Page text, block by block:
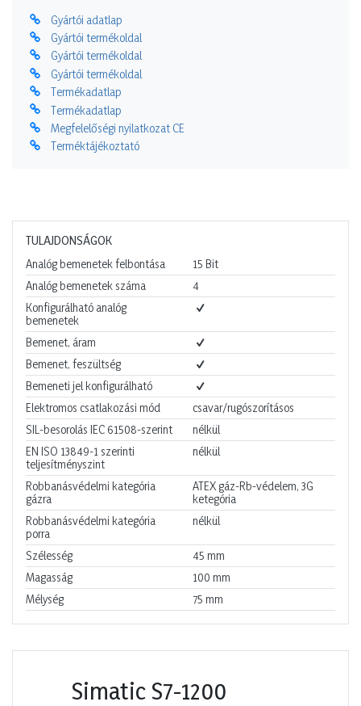
Gyártói adatlap
Gyártói termékoldal
Gyártói termékoldal
Gyártói termékoldal
Termékadatlap
Termékadatlap
Megfelelőségi nyilatkozat CE
Terméktájékoztató
TULAJDONSÁGOK
Analóg bemenetek felbontása
15 Bit
Analóg bemenetek száma
4
Konfigurálható analóg
bemenetek
Bemenet, áram
Bemenet, feszültség
Bemeneti jel konfigurálható
Elektromos csatlakozási mód
csavar/rugószorításos
SIL-besorolás IEC 61508-szerint
nélkül
EN ISO 13849-1 szerinti
teljesítményszint
nélkül
Robbanásvédelmi kategória
gázra
ATEX gáz-Rb-védelem, 3G
ketegória
Robbanásvédelmi kategória
porra
nélkül
Szélesség 45 mm
Magasság
100 mm
Mélység
75 mm
Simatic S7-1200